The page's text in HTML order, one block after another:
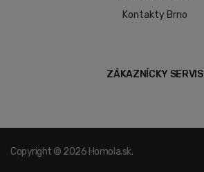
Kontakty Brno
ZÁKAZNÍCKY SERVIS
Copyright © 2026 Homola.sk.